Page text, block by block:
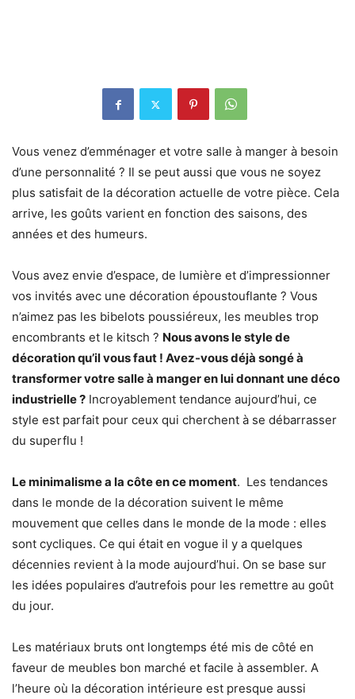
Vous venez d’emménager et votre salle à manger à besoin
d’une personnalité ? Il se peut aussi que vous ne soyez
plus satisfait de la décoration actuelle de votre pièce. Cela
arrive, les goûts varient en fonction des saisons, des
années et des humeurs.
Vous avez envie d’espace, de lumière et d’impressionner
vos invités avec une décoration époustouflante ? Vous
n’aimez pas les bibelots poussiéreux, les meubles trop
encombrants et le kitsch ? Nous avons le style de
décoration qu’il vous faut ! Avez-vous déjà songé à
transformer votre salle à manger en lui donnant une déco
industrielle ? Incroyablement tendance aujourd’hui, ce
style est parfait pour ceux qui cherchent à se débarrasser
du superflu !
Le minimalisme a la côte en ce moment. Les tendances
dans le monde de la décoration suivent le même
mouvement que celles dans le monde de la mode : elles
sont cycliques. Ce qui était en vogue il y a quelques
décennies revient à la mode aujourd’hui. On se base sur
les idées populaires d’autrefois pour les remettre au goût
du jour.
Les matériaux bruts ont longtemps été mis de côté en
faveur de meubles bon marché et facile à assembler. A
l’heure où la décoration intérieure est presque aussi